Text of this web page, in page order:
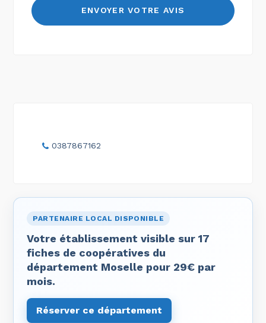
0387867162
PARTENAIRE LOCAL DISPONIBLE
Votre établissement visible sur 17
fiches de coopératives du
département Moselle pour 29€ par
mois.
Réserver ce département